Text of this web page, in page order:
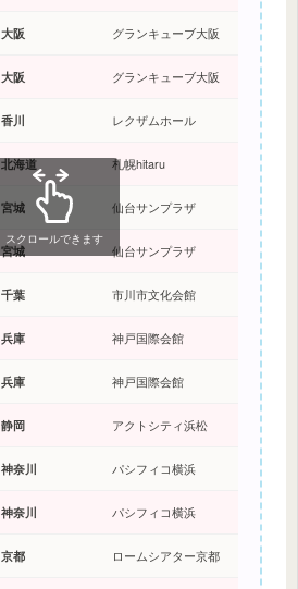
大阪 グランキューブ大阪
大阪 グランキューブ大阪
香川 レクザムホール
北海道 札幌hitaru
宮城 仙台サンプラザ
宮城 仙台サンプラザ
千葉 市川市文化会館
兵庫 神戸国際会館
兵庫 神戸国際会館
静岡 アクトシティ浜松
神奈川 パシフィコ横浜
神奈川 パシフィコ横浜
京都 ロームシアター京都
スクロールできます